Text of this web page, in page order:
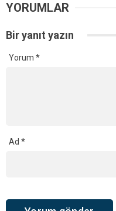
YORUMLAR
Bir yanıt yazın
Yorum *
Ad *